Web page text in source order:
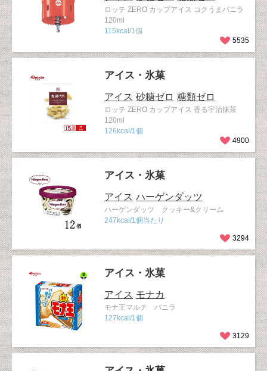
ロッテ ZERO カップアイス コクうまバニラ
120ml
115kcal/1個
5535
アイス・氷菓
アイス 砂糖ゼロ 糖類ゼロ
ロッテ ZERO カップアイス 香る宇治抹茶
120ml
126kcal/1個
4900
アイス・氷菓
アイス ハーゲンダッツ
ハーゲンダッツ クッキー&クリーム
247kcal/1個当たり
3294
アイス・氷菓
アイス モナカ
モナ王マルチ バニラ
127kcal/1個
3129